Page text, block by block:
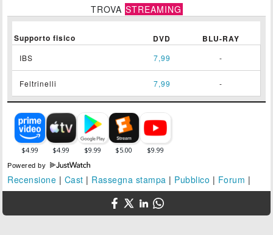
TROVA STREAMING
Supporto fisico DVD BLU-RAY
IBS 7,99 -
Feltrinelli 7,99 -
Powered by
Recensione | Cast | Rassegna stampa | Pubblico | Forum |